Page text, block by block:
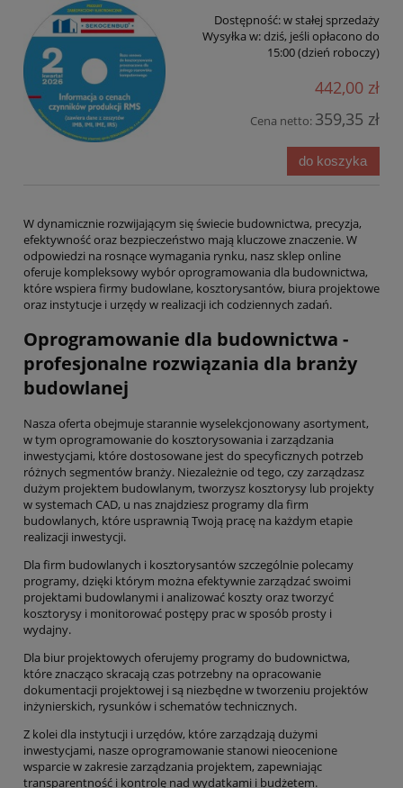
Dostępność:w stałej sprzedaży
Wysyłka w:dziś, jeśli opłacono do
15:00 (dzień roboczy)
442,00 zł
Cena netto: 359,35 zł
do koszyka
W dynamicznie rozwijającym się świecie budownictwa, precyzja,
efektywność oraz bezpieczeństwo mają kluczowe znaczenie. W
odpowiedzi na rosnące wymagania rynku, nasz sklep online
oferuje kompleksowy wybór oprogramowania dla budownictwa,
które wspiera firmy budowlane, kosztorysantów, biura projektowe
oraz instytucje i urzędy w realizacji ich codziennych zadań.
Oprogramowanie dla budownictwa -
profesjonalne rozwiązania dla branży
budowlanej
Nasza oferta obejmuje starannie wyselekcjonowany asortyment,
w tym oprogramowanie do kosztorysowania i zarządzania
inwestycjami, które dostosowane jest do specyficznych potrzeb
różnych segmentów branży. Niezależnie od tego, czy zarządzasz
dużym projektem budowlanym, tworzysz kosztorysy lub projekty
w systemach CAD, u nas znajdziesz programy dla firm
budowlanych, które usprawnią Twoją pracę na każdym etapie
realizacji inwestycji.
Dla firm budowlanych i kosztorysantów szczególnie polecamy
programy, dzięki którym można efektywnie zarządzać swoimi
projektami budowlanymi i analizować koszty oraz tworzyć
kosztorysy i monitorować postępy prac w sposób prosty i
wydajny.
Dla biur projektowych oferujemy programy do budownictwa,
które znacząco skracają czas potrzebny na opracowanie
dokumentacji projektowej i są niezbędne w tworzeniu projektów
inżynierskich, rysunków i schematów technicznych.
Z kolei dla instytucji i urzędów, które zarządzają dużymi
inwestycjami, nasze oprogramowanie stanowi nieocenione
wsparcie w zakresie zarządzania projektem, zapewniając
transparentność i kontrolę nad wydatkami i budżetem.